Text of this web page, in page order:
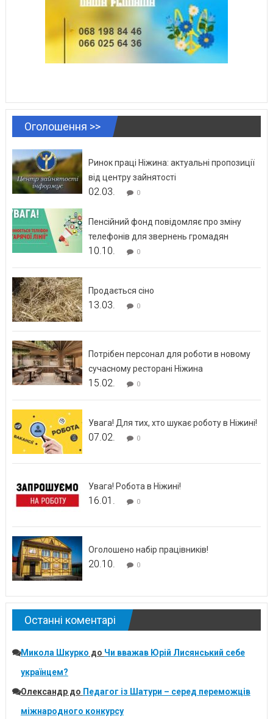
Оголошення >>
Ринок праці Ніжина: актуальні пропозиції
від центру зайнятості
02.03. 0
Пенсійний фонд повідомляє про зміну
телефонів для звернень громадян
10.10. 0
Продається сіно
13.03. 0
Потрібен персонал для роботи в новому
сучасному ресторані Ніжина
15.02. 0
Увага! Для тих, хто шукає роботу в Ніжині!
07.02. 0
Увага! Робота в Ніжині!
16.01. 0
Оголошено набір працівників!
20.10. 0
Останні коментарі
Микола Шкурко до Чи вважав Юрій Лисянський себе
українцем?
Олександрдо Педагог із Шатури – серед переможців
міжнародного конкурсу